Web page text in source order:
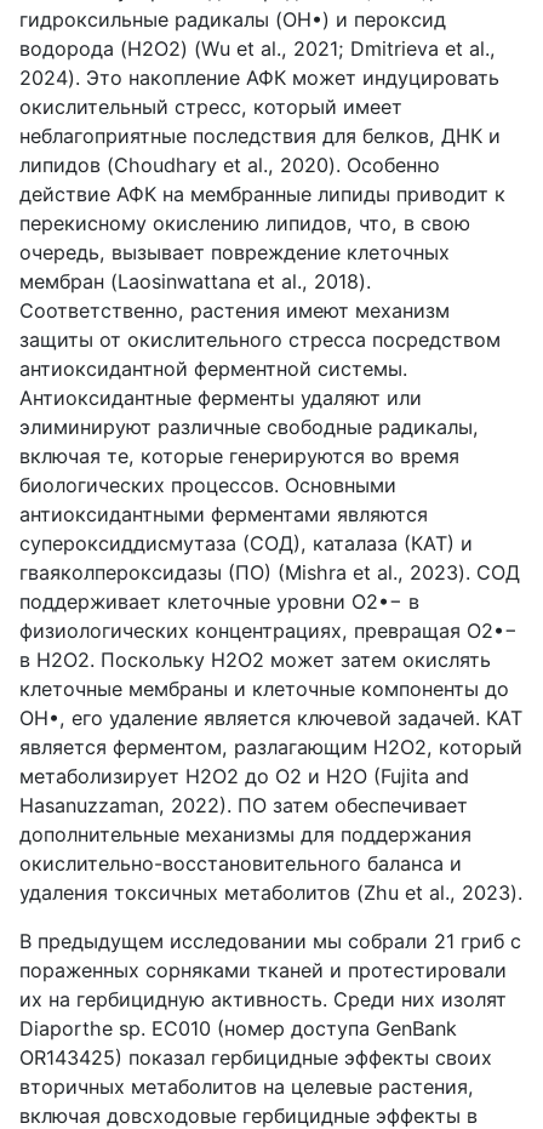
гидроксильные радикалы (OH•) и пероксид
водорода (H2O2) (Wu et al., 2021; Dmitrieva et al.,
2024). Это накопление АФК может индуцировать
окислительный стресс, который имеет
неблагоприятные последствия для белков, ДНК и
липидов (Choudhary et al., 2020). Особенно
действие АФК на мембранные липиды приводит к
перекисному окислению липидов, что, в свою
очередь, вызывает повреждение клеточных
мембран (Laosinwattana et al., 2018).
Соответственно, растения имеют механизм
защиты от окислительного стресса посредством
антиоксидантной ферментной системы.
Антиоксидантные ферменты удаляют или
элиминируют различные свободные радикалы,
включая те, которые генерируются во время
биологических процессов. Основными
антиоксидантными ферментами являются
супероксиддисмутаза (СОД), каталаза (КАТ) и
гваяколпероксидазы (ПО) (Mishra et al., 2023). СОД
поддерживает клеточные уровни O2•− в
физиологических концентрациях, превращая O2•−
в H2O2. Поскольку H2O2 может затем окислять
клеточные мембраны и клеточные компоненты до
OH•, его удаление является ключевой задачей. КАТ
является ферментом, разлагающим H2O2, который
метаболизирует H2O2 до O2 и H2O (Fujita and
Hasanuzzaman, 2022). ПО затем обеспечивает
дополнительные механизмы для поддержания
окислительно-восстановительного баланса и
удаления токсичных метаболитов (Zhu et al., 2023).
В предыдущем исследовании мы собрали 21 гриб с
пораженных сорняками тканей и протестировали
их на гербицидную активность. Среди них изолят
Diaporthe sp. EC010 (номер доступа GenBank
OR143425) показал гербицидные эффекты своих
вторичных метаболитов на целевые растения,
включая довсходовые гербицидные эффекты в